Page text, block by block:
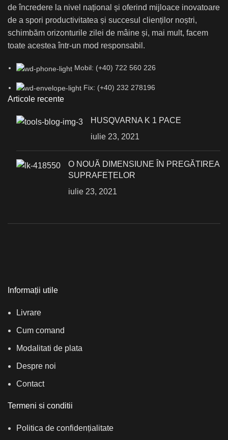
de încredere la nivel național și oferind mijloace inovatoare
de a spori productivitatea și succesul clienților noștri,
schimbăm orizonturile zilei de mâine și, mai mult, facem
toate acestea într-un mod responsabil.
Mobil: (+40) 722 560 226
Fix: (+40) 232 278196
Articole recente
HUSQVARNA K 1 PACE
iulie 23, 2021
О NOUĂ DIMENSIUNE ÎN PREGĂTIREA
SUPRAFEȚELOR
iulie 23, 2021
Informații utile
Livrare
Cum comand
Modalitati de plata
Despre noi
Contact
Termeni si conditii
Politica de confidențialitate